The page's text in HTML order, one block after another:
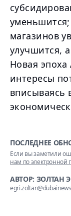
магазинов
улучшится,
Новая эпоха
интересы
вписываясь
ПОСЛЕДНЕЕ
Если вы заметили
нам по электронной
АВТОР: ЗОЛТАН